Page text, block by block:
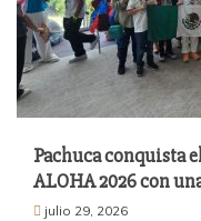
Pachuca conquista
ALOHA 2026 con
julio 29, 2026